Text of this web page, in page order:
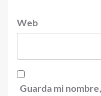
Web
Guarda mi